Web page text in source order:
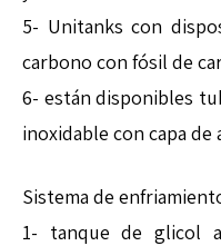
5- Unitanks con
carbono con fósil de
6- están disponibles
inoxidable con capa
Sistema de
1- tanque de glicol